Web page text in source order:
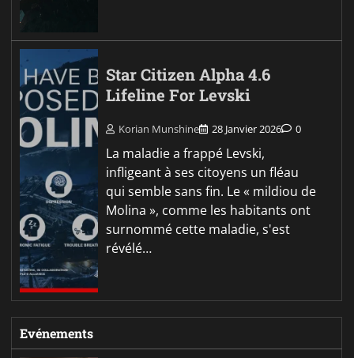
Star Citizen Alpha 4.6
Lifeline For Levski
Korian Munshine 28 Janvier 2026 0
La maladie a frappé Levski,
infligeant à ses citoyens un fléau
qui semble sans fin. Le « mildiou de
Molina », comme les habitants ont
surnommé cette maladie, s'est
révélé…
Evénements